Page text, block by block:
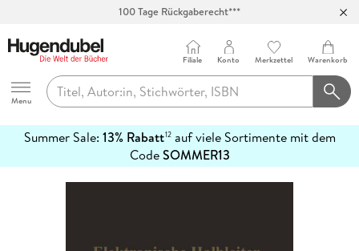
100 Tage Rückgaberecht***
Hugendubel
Menu
Filiale Konto Merkzettel Warenkorb
Summer Sale: 13% Rabatt12auf viele Sortimente mit dem
CodeSOMMER13
erfahren